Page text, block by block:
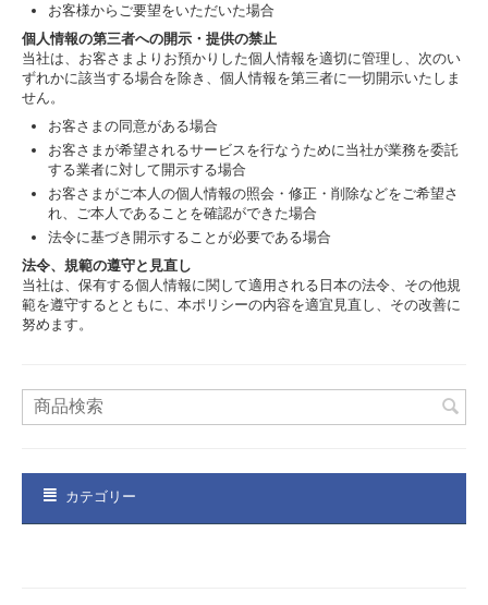
お客様からご要望をいただいた場合
個人情報の第三者への開示・提供の禁止
当社は、お客さまよりお預かりした個人情報を適切に管理し、次のい
ずれかに該当する場合を除き、個人情報を第三者に一切開示いたしま
せん。
お客さまの同意がある場合
お客さまが希望されるサービスを行なうために当社が業務を委託
する業者に対して開示する場合
お客さまがご本人の個人情報の照会・修正・削除などをご希望さ
れ、ご本人であることを確認ができた場合
法令に基づき開示することが必要である場合
法令、規範の遵守と見直し
当社は、保有する個人情報に関して適用される日本の法令、その他規
範を遵守するとともに、本ポリシーの内容を適宜見直し、その改善に
努めます。
カテゴリー